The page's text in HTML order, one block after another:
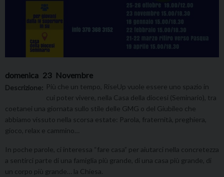
domenica 23 Novembre
Descrizione: Più che un tempo, RiseUp vuole essere uno spazio in
cui poter vivere, nella Casa della diocesi (Seminario), tra
coetanei una giornata sullo stile delle GMG o del Giubileo che
abbiamo vissuto nella scorsa estate: Parola, fraternità, preghiera,
gioco, relax e cammino…
In poche parole, ci interessa “fare casa” per aiutarci nella concretezza
a sentirci parte di una famiglia più grande, di una casa più grande, di
un corpo più grande… la Chiesa.